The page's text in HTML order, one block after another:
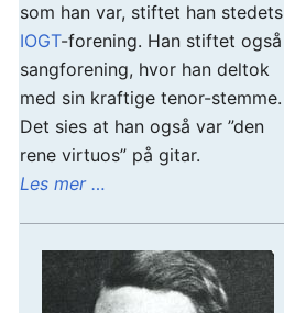
som han var, stiftet han stedets
IOGT-forening. Han stiftet også
sangforening, hvor han deltok
med sin kraftige tenor-stemme.
Det sies at han også var ”den
rene virtuos” på gitar.
Les mer …